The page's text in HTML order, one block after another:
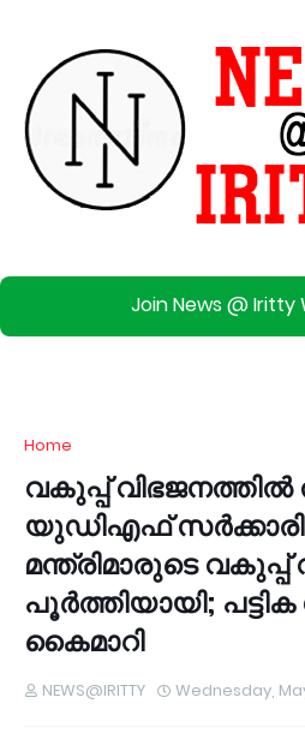
Join News @
Home
വകുപ്പ് വിഭജനത്തിൽ
യുഡിഎഫ്
മന്ത്രിമാരുടെ വകുപ്പ്
പൂർത്തിയായി;
കൈമാറി
NEWS@IRITTY Wednesday,